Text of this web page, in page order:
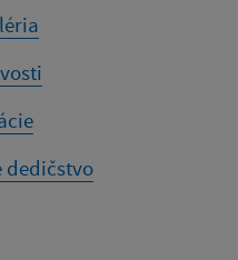
dedičstvo